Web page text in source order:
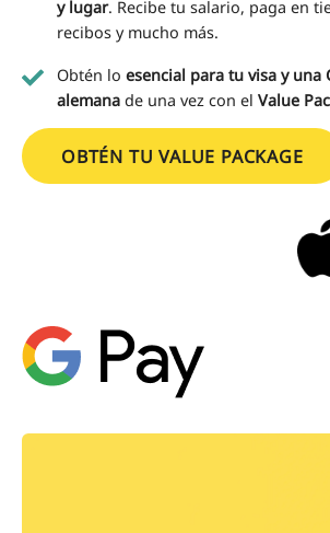
y lugar. Recibe tu salario, paga en
recibos y mucho más.
Obtén lo esencial para tu visa y una
alemana de una vez con el Value
OBTÉN TU VALUE PACKAGE